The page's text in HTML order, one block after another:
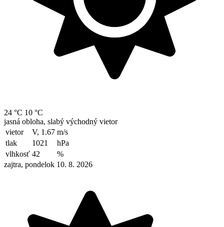
24 °C 10 °C
jasná obloha, slabý východný vietor
vietor
V, 1.67 m/s
tlak
1021
hPa
vlhkosť 42
%
zajtra, pondelok 10. 8. 2026